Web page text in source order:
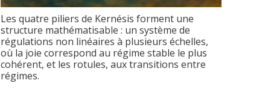
Les quatre piliers de Kernésis forment une
structure mathématisable : un système de
régulations non linéaires à plusieurs échelles,
où la joie correspond au régime stable le plus
cohérent, et les rotules, aux transitions entre
régimes.